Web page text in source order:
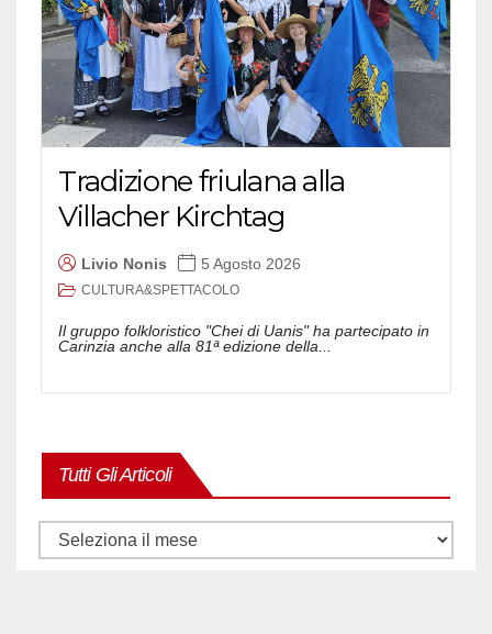
Tradizione friulana alla
Villacher Kirchtag
Livio Nonis 5 Agosto 2026
CULTURA&SPETTACOLO
Il gruppo folkloristico "Chei di Uanis" ha partecipato in
Carinzia anche alla 81ª edizione della...
Tutti Gli Articoli
Tutti